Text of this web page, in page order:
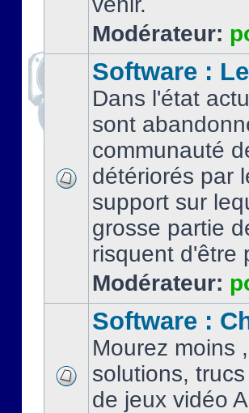
Modérateur:
Software :
Dans l'état
sont
communauté
détériorés par
support sur
grosse partie
risquent d'être
Modérateur:
Software :
Mourez moins
solutions,
de jeux vidéo